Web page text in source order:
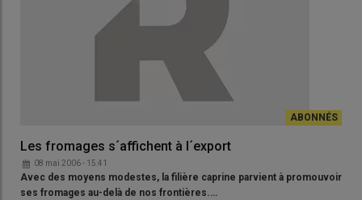
Les fromages s´affichent à l´export
08 mai 2006 - 15:41
Avec des moyens modestes, la filière caprine parvient à promouvoir
ses fromages au-delà de nos frontières.…